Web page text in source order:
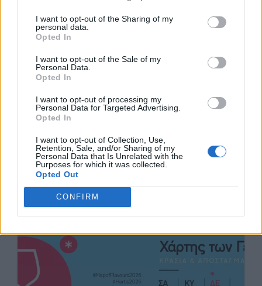
I want to opt-out of the Sharing of my
personal data.
Opted In
I want to opt-out of the Sale of my
Personal Data.
Opted In
I want to opt-out of processing my
Personal Data for Targeted Advertising.
Opted In
I want to opt-out of Collection, Use,
Retention, Sale, and/or Sharing of my
Personal Data that Is Unrelated with the
Purposes for which it was collected.
Opted Out
CONFIRM